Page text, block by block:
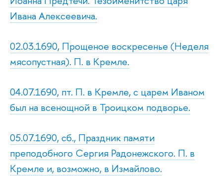
Ивана Алексеевича.
02.03.1690, Прощеное воскресенье (Неделя
мясопустная). П. в Кремле.
04.07.1690, пт. П. в Кремле, с царем Иваном
был на всенощной в Троицком подворье.
05.07.1690, сб., Праздник памяти
преподобного Сергия Радонежского. П. в
Кремле и, возможно, в Измайлово.